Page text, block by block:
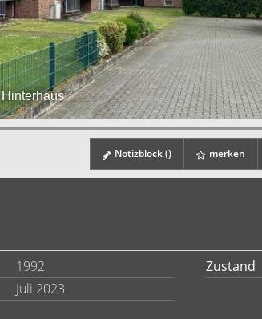
Notizblock () merken
1992 Zustand
Juli 2023